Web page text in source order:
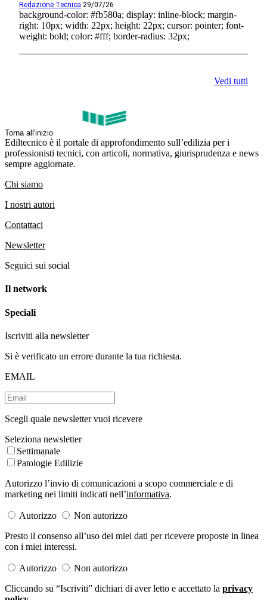
Redazione Tecnica 29/07/26
background-color: #fb580a; display: inline-block; margin-
right: 10px; width: 22px; height: 22px; cursor: pointer; font-
weight: bold; color: #fff; border-radius: 32px;
Vedi tutti
Torna all'inizio
Ediltecnico è il portale di approfondimento sull’edilizia per i
professionisti tecnici, con articoli, normativa, giurisprudenza e news
sempre aggiornate.
Chi siamo
I nostri autori
Contattaci
Newsletter
Seguici sui social
Il network
Speciali
Iscriviti alla newsletter
Si è verificato un errore durante la tua richiesta.
EMAIL
Scegli quale newsletter vuoi ricevere
Seleziona newsletter
Settimanale
Patologie Edilizie
Autorizzo l’invio di comunicazioni a scopo commerciale e di
marketing nei limiti indicati nell’informativa.
Autorizzo
Non autorizzo
Presto il consenso all’uso dei miei dati per ricevere proposte in linea
con i miei interessi.
Autorizzo
Non autorizzo
Cliccando su “Iscriviti” dichiari di aver letto e accettato la privacy